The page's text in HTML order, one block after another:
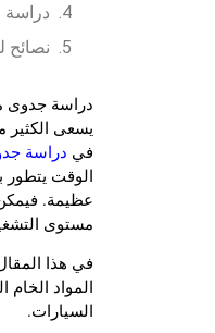
دراسة
دراسة جدوى
يسعى الكثير
في دراسة
الوقت يتطور
عظيمة.
مستوى
في هذا
المواد
السيارات.